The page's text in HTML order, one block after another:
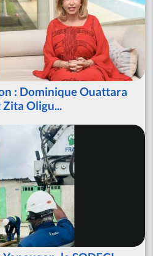
: Dominique Ouattara
Oligu...